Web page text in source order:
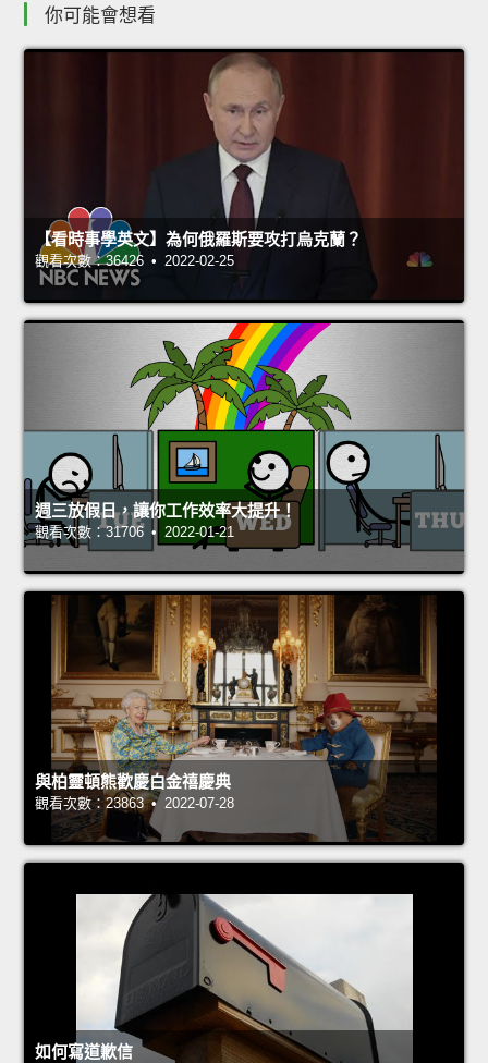
你可能會想看
【看時事學英文】為何俄羅斯要攻打烏克蘭？
觀看次數：36426 • 2022-02-25
週三放假日，讓你工作效率大提升！
觀看次數：31706 • 2022-01-21
與柏靈頓熊歡慶白金禧慶典
觀看次數：23863 • 2022-07-28
如何寫道歉信